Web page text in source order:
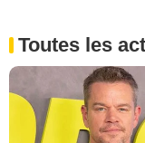
Toutes les